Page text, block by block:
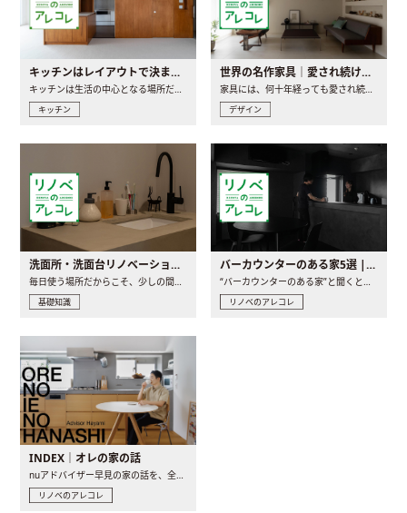
キッチンはレイアウトで決まる。後悔しないための考え方と選び方
キッチン
世界の名作家具｜愛され続ける理由と一生モノとの出会い方
デザイン
洗面所・洗面台リノベーションの事例と間取りアイデア
毎日使う場所だからこそ、少しの間取りの工夫や素材の選び方で..
基礎知識
バーカウンターのある家5選 | 日常に馴染む“距離の近い”キッチンとは
“バーカウンターのある家”と聞くと、少し特別な、大人のための..
リノベのアレコレ
INDEX｜オレの家の話
リノベのアレコレ